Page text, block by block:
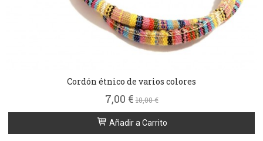
Cordón étnico de varios colores
7,00 €10,00 €
Añadir a Carrito